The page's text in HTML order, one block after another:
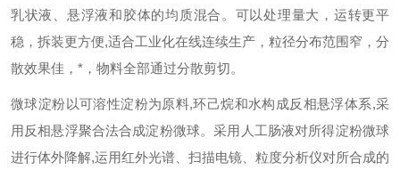
乳状液、悬浮液和胶体的均质混合。可以处理量大，运转更平
稳，拆装更方便,适合工业化在线连续生产，粒径分布范围窄，分
散效果佳，*，物料全部通过分散剪切。
微球淀粉以可溶性淀粉为原料,环己烷和水构成反相悬浮体系,采
用反相悬浮聚合法合成淀粉微球。采用人工肠液对所得淀粉微球
进行体外降解,运用红外光谱、扫描电镜、粒度分析仪对所合成的